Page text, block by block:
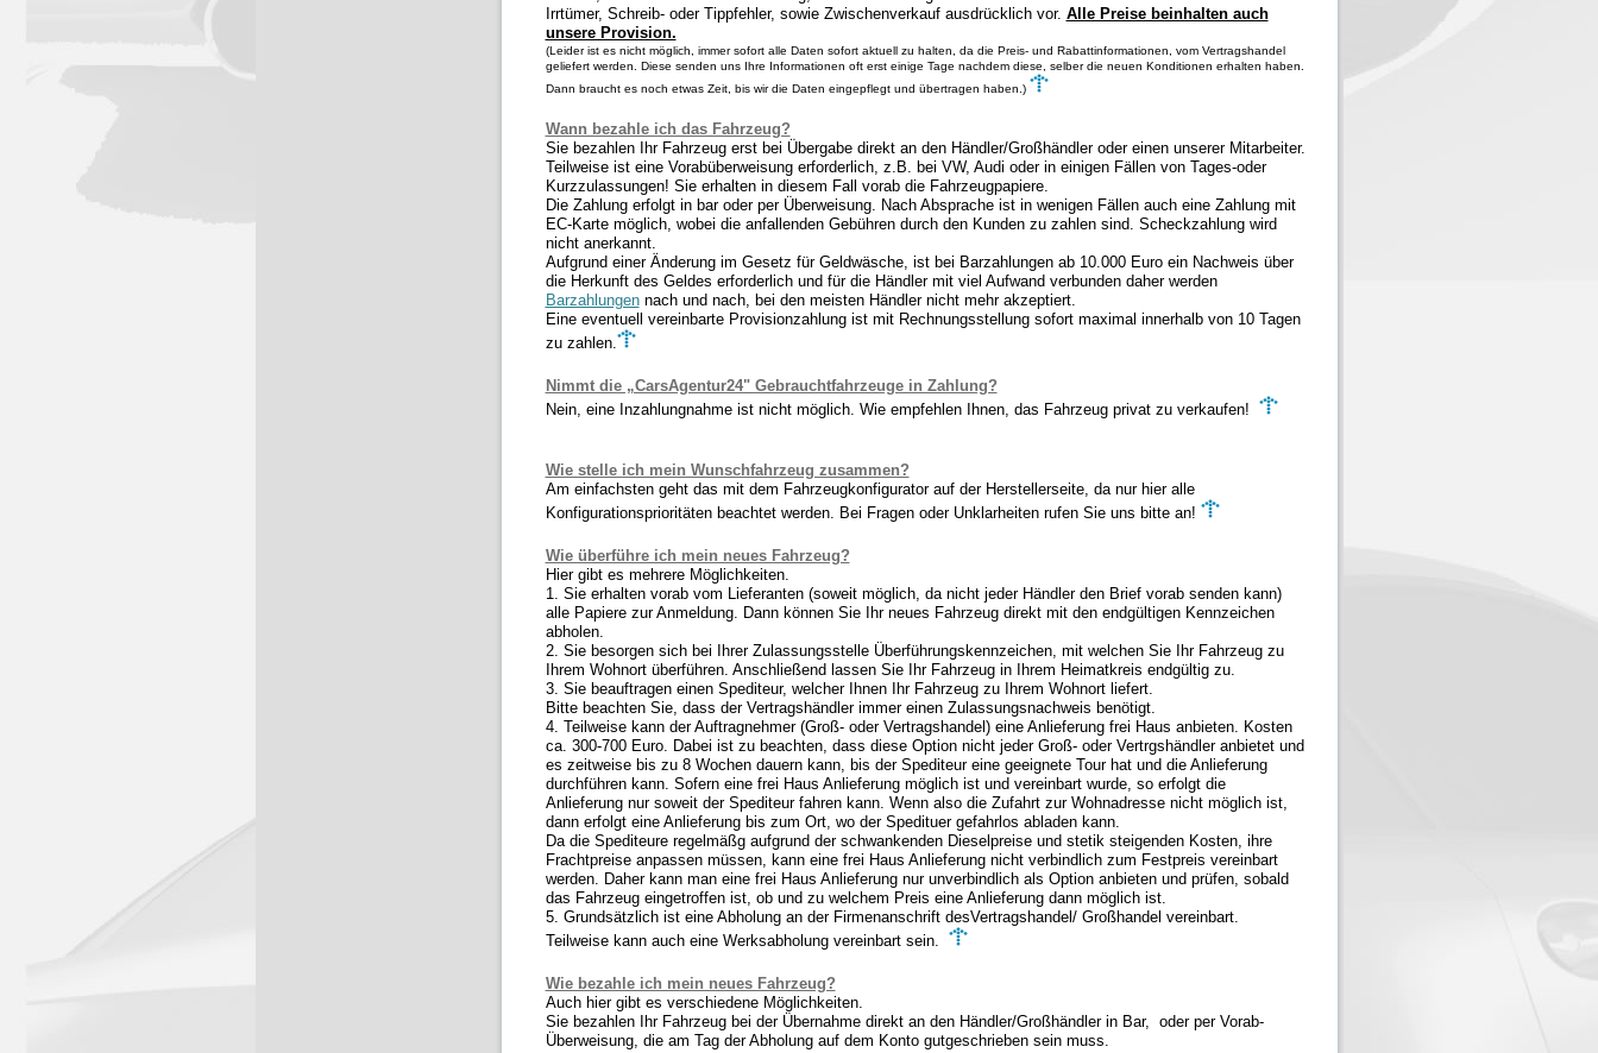
Irrtümer, Schreib- oder Tippfehler, sowie Zwischenverkauf ausdrücklich vor. Alle Preise beinhalten auch
unsere Provision.
(Leider ist es nicht möglich, immer sofort alle Daten sofort aktuell zu halten, da die Preis- und Rabattinformationen, vom Vertragshandel
geliefert werden. Diese senden uns Ihre Informationen oft erst einige Tage nachdem diese, selber die neuen Konditionen erhalten haben.
Dann braucht es noch etwas Zeit, bis wir die Daten eingepflegt und übertragen haben.)
Wann bezahle ich das Fahrzeug?
Sie bezahlen Ihr Fahrzeug erst bei Übergabe direkt an den Händler/Großhändler oder einen unserer Mitarbeiter.
Teilweise ist eine Vorabüberweisung erforderlich, z.B. bei VW, Audi oder in einigen Fällen von Tages-oder
Kurzzulassungen! Sie erhalten in diesem Fall vorab die Fahrzeugpapiere.
Die Zahlung erfolgt in bar oder per Überweisung. Nach Absprache ist in wenigen Fällen auch eine Zahlung mit
EC-Karte möglich, wobei die anfallenden Gebühren durch den Kunden zu zahlen sind. Scheckzahlung wird
nicht anerkannt.
Aufgrund einer Änderung im Gesetz für Geldwäsche, ist bei Barzahlungen ab 10.000 Euro ein Nachweis über
die Herkunft des Geldes erforderlich und für die Händler mit viel Aufwand verbunden daher werden
Barzahlungennach und nach, bei den meisten Händler nicht mehr akzeptiert.
Eine eventuell vereinbarte Provisionzahlung ist mit Rechnungsstellung sofort maximal innerhalb von 10 Tagen
zu zahlen.
Nimmt die „CarsAgentur24" Gebrauchtfahrzeuge in Zahlung?
Nein, eine Inzahlungnahme ist nicht möglich. Wie empfehlen Ihnen, das Fahrzeug privat zu verkaufen!
Wie stelle ich mein Wunschfahrzeug zusammen?
Am einfachsten geht das mit dem Fahrzeugkonfigurator auf der Herstellerseite, da nur hier alle
Konfigurationsprioritäten beachtet werden. Bei Fragen oder Unklarheiten rufen Sie uns bitte an!
Wie überführe ich mein neues Fahrzeug?
Hier gibt es mehrere Möglichkeiten.
1. Sie erhalten vorab vom Lieferanten (soweit möglich, da nicht jeder Händler den Brief vorab senden kann)
alle Papiere zur Anmeldung. Dann können Sie Ihr neues Fahrzeug direkt mit den endgültigen Kennzeichen
abholen.
2. Sie besorgen sich bei Ihrer Zulassungsstelle Überführungskennzeichen, mit welchen Sie Ihr Fahrzeug zu
Ihrem Wohnort überführen. Anschließend lassen Sie Ihr Fahrzeug in Ihrem Heimatkreis endgültig zu.
3. Sie beauftragen einen Spediteur, welcher Ihnen Ihr Fahrzeug zu Ihrem Wohnort liefert.
Bitte beachten Sie, dass der Vertragshändler immer einen Zulassungsnachweis benötigt.
4. Teilweise kann der Auftragnehmer (Groß- oder Vertragshandel) eine Anlieferung frei Haus anbieten. Kosten
ca. 300-700 Euro. Dabei ist zu beachten, dass diese Option nicht jeder Groß- oder Vertrgshändler anbietet und
es zeitweise bis zu 8 Wochen dauern kann, bis der Spediteur eine geeignete Tour hat und die Anlieferung
durchführen kann. Sofern eine frei Haus Anlieferung möglich ist und vereinbart wurde, so erfolgt die
Anlieferung nur soweit der Spediteur fahren kann. Wenn also die Zufahrt zur Wohnadresse nicht möglich ist,
dann erfolgt eine Anlieferung bis zum Ort, wo der Spedituer gefahrlos abladen kann.
Da die Spediteure regelmäßg aufgrund der schwankenden Dieselpreise und stetik steigenden Kosten, ihre
Frachtpreise anpassen müssen, kann eine frei Haus Anlieferung nicht verbindlich zum Festpreis vereinbart
werden. Daher kann man eine frei Haus Anlieferung nur unverbindlich als Option anbieten und prüfen, sobald
das Fahrzeug eingetroffen ist, ob und zu welchem Preis eine Anlieferung dann möglich ist.
5. Grundsätzlich ist eine Abholung an der Firmenanschrift desVertragshandel/ Großhandel vereinbart.
Teilweise kann auch eine Werksabholung vereinbart sein.
Wie bezahle ich mein neues Fahrzeug?
Auch hier gibt es verschiedene Möglichkeiten.
Sie bezahlen Ihr Fahrzeug bei der Übernahme direkt an den Händler/Großhändler in Bar, oder per Vorab-
Überweisung, die am Tag der Abholung auf dem Konto gutgeschrieben sein muss.